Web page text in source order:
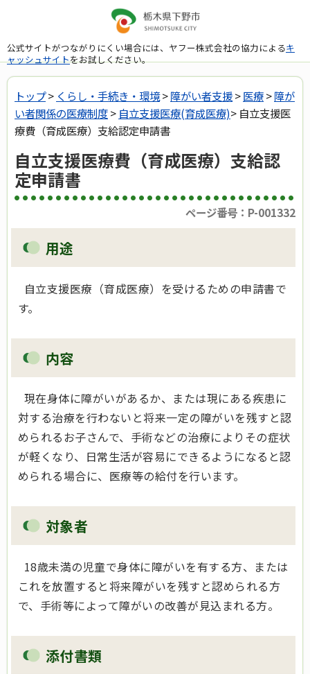
公式サイトがつながりにくい場合には、ヤフー株式会社の協力によるキ
ャッシュサイトをお試しください。
トップ> くらし・手続き・環境>障がい者支援>医療>障が
い者関係の医療制度> 自立支援医療(育成医療)> 自立支援医
療費（育成医療）支給認定申請書
自立支援医療費（育成医療）支給認
定申請書
ページ番号：P-001332
用途
自立支援医療（育成医療）を受けるための申請書で
す。
内容
現在身体に障がいがあるか、または現にある疾患に
対する治療を行わないと将来一定の障がいを残すと認
められるお子さんで、手術などの治療によりその症状
が軽くなり、日常生活が容易にできるようになると認
められる場合に、医療等の給付を行います。
対象者
18歳未満の児童で身体に障がいを有する方、または
これを放置すると将来障がいを残すと認められる方
で、手術等によって障がいの改善が見込まれる方。
添付書類